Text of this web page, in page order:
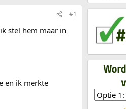
#1
stel hem maar in
en ik merkte